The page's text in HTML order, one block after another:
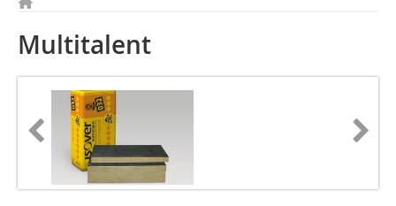
Multitalent